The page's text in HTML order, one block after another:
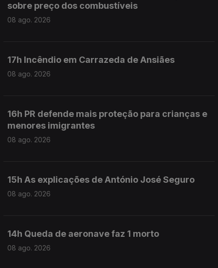
sobre preço dos combustíveis
08 ago. 2026
17h Incêndio em Carrazeda de Ansiães
08 ago. 2026
16h PR defende mais proteção para crianças e
menores imigrantes
08 ago. 2026
15h As explicações de António José Seguro
08 ago. 2026
14h Queda de aeronave faz 1 morto
08 ago. 2026